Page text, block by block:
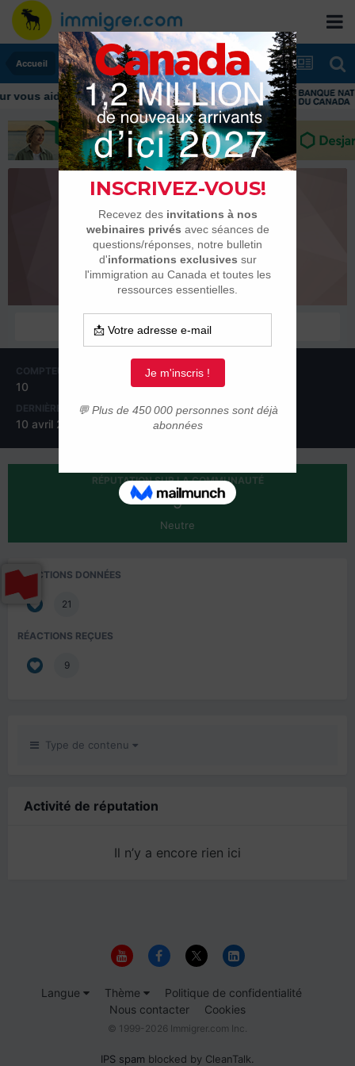
Accueil
aider tout au long de votre transition
CELINEMAELLE
Membres
COMPTEUR DE CONTENUS
10
INSCRIPTION
11 décembre 2012
DERNIÈRE VISITE
10 avril 2022
RÉPUTATION SUR LA COMMUNAUTÉ
9
Neutre
RÉACTIONS DONNÉES
21
RÉACTIONS REÇUES
9
Type de contenu
Activité de réputation
Il n’y a encore rien ici
Langue Thème
Politique de confidentialité
Nous contacter
Cookies
© 1999-2026 Immigrer.com Inc.
IPS spam blocked by CleanTalk.